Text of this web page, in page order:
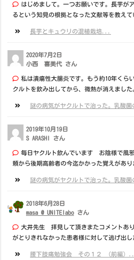
はじめまして。一つお願いです。長芋が
るという知見の根拠となった文献等を教え
長芋とキュウリの混植栽培...
2020年7月2日
小西 喜美代 さん
私は潰瘍性大腸炎です。もう約10年くら
クルトを飲み出してから、微熱が消えまし
謎の病気がヤクルトで治った。乳酸菌
2019年10月19日
S ARASHI さん
毎日ヤクルト飲んでいます お陰様で風
頼から後期高齢者の今迄かかった覚えがあ
謎の病気がヤクルトで治った。乳酸菌
2018年6月28日
masa @ UNITElabo さん
大井先生 拝見して頂きまたコメントあ
がとりきれなかった患者様に対して逃げ出
腰下肢痛勉強会 その１２ （前編）